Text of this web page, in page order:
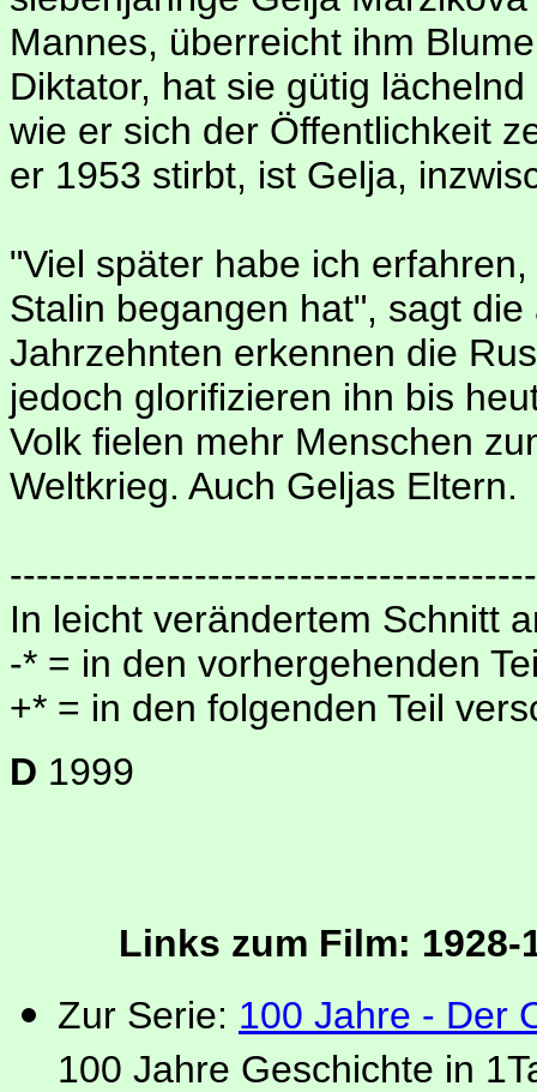
Mannes, überreicht ihm
Diktator, hat sie gütig
wie er sich der Öffentlichkeit
er 1953 stirbt, ist Gelja,
"Viel später habe ich
Stalin begangen hat", sagt
Jahrzehnten erkennen die
jedoch glorifizieren ihn bis
Volk fielen mehr Menschen
Weltkrieg. Auch Geljas Eltern.
In leicht verändertem Schnitt
-* = in den vorhergehenden
+* = in den folgenden Teil
D 1999
Links zum Film:
Zur Serie: 100 Jahre - Der
100 Jahre Geschichte in